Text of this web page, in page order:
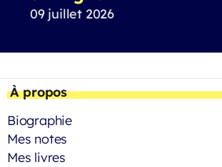
09 juillet 2026
À propos
Biographie
Mes notes
Mes livres